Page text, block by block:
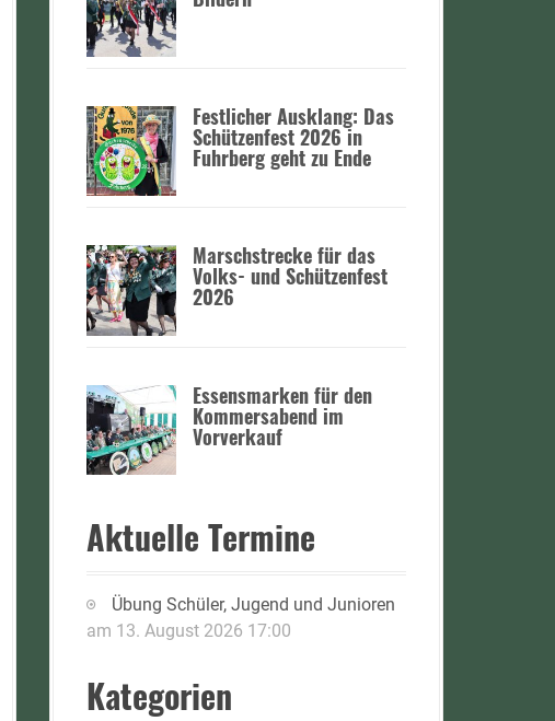
Festlicher Ausklang: Das
Schützenfest 2026 in
Fuhrberg geht zu Ende
Marschstrecke für das
Volks- und Schützenfest
2026
Essensmarken für den
Kommersabend im
Vorverkauf
Aktuelle Termine
Übung Schüler, Jugend und Junioren
am 13. August 2026 17:00
Kategorien